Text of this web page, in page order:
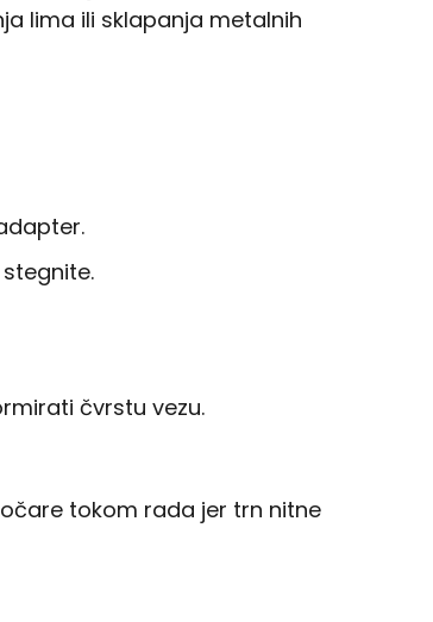
lima ili sklapanja metalnih
čvrstu vezu.
tokom rada jer trn nitne